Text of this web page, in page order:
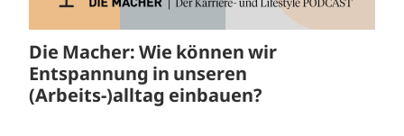
Die Macher: Wie können wir
Entspannung in unseren
(Arbeits-)alltag einbauen?